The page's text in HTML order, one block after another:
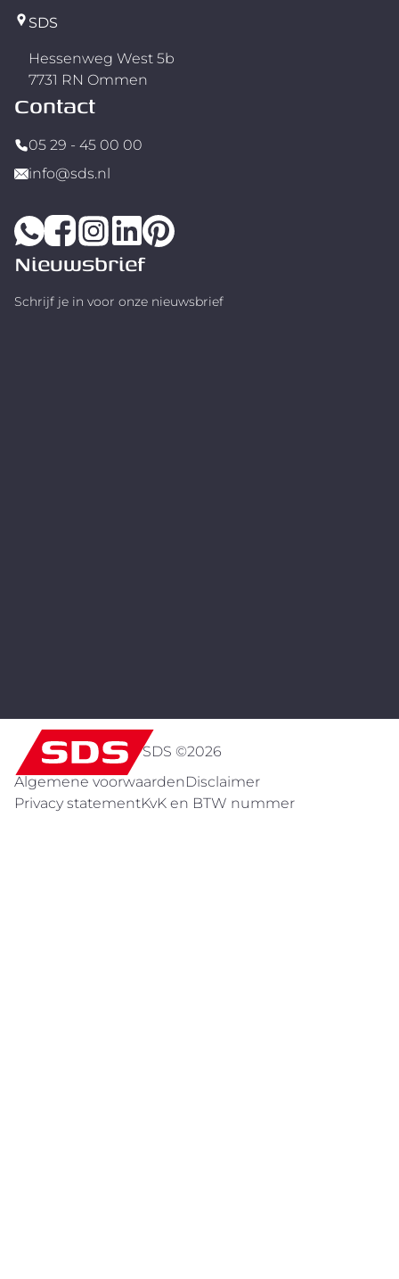
SDS
Hessenweg West 5b
7731 RN Ommen
Contact
05 29 - 45 00 00
info@sds.nl
Nieuwsbrief
Schrijf je in voor onze nieuwsbrief
Algemene voorwaardenDisclaimer
Privacy statementKvK en BTW nummer
SDS ©2026